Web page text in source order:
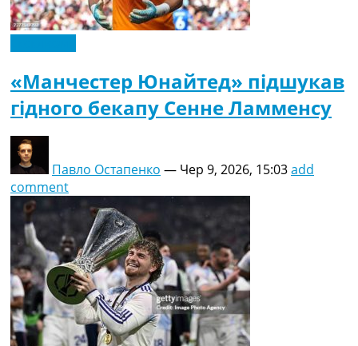
«Манчестер Юнайтед» підшукав
гідного бекапу Сенне Ламменсу
Павло Остапенко — Чер 9, 2026, 15:03add
comment